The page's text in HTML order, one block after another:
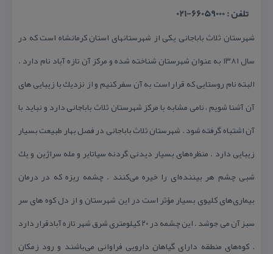
تلفن : 66059000-021
شهرستان ثلاث باباجانی یكی از شهرستانهای استان كرمانشاه است كه در
سال ۱۳۸۱ به عنوان شهرستان شناخته شده و مركز آن تازه آباد نام دارد .
البته نام روستایی كه قرار است به آن سفر كنیم و از نزدیك با زیبایی های
آن آشنا شویم ، نامی مشابه با مركز شهرستان ثلاث باباجانی دارد و نباید با
آن اشتباه گرفته شود . شهرستان ثلاث باباجانی در فصل بهار طبیعت بسیار
زیبایی دارد . منظره‌های بسیار دیدنی گردنه سیاتایر و مله سراژین و یك
شبی چشم هر بیننده‌ای را خیره می‌كنند . چشمه ریزه كه در درمان
بیماری‌های كلیوی بسیار مؤثر است در این شهرستان و از دل كوه های سر
سبز آن می جوشد . این چشمه در ۲۰ كیلومتری شرق شهر تازه آبادقرار دارد
. كوه‌های منطقه دارای گیاهان دارویی فراوانی می‌باشند و رود زمكان